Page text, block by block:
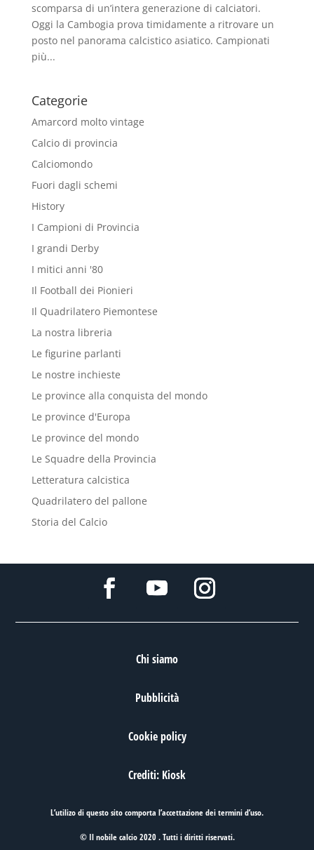
scomparsa di un’intera generazione di calciatori.
Oggi la Cambogia prova timidamente a ritrovare un
posto nel panorama calcistico asiatico. Campionati
più...
Categorie
Amarcord molto vintage
Calcio di provincia
Calciomondo
Fuori dagli schemi
History
I Campioni di Provincia
I grandi Derby
I mitici anni '80
Il Football dei Pionieri
Il Quadrilatero Piemontese
La nostra libreria
Le figurine parlanti
Le nostre inchieste
Le province alla conquista del mondo
Le province d'Europa
Le province del mondo
Le Squadre della Provincia
Letteratura calcistica
Quadrilatero del pallone
Storia del Calcio
Chi siamo
Pubblicità
Cookie policy
Crediti: Kiosk
L’utilizo di questo sito comporta l’accettazione deitermini d’uso.
© Il nobile calcio 2020 . Tutti i diritti riservati.